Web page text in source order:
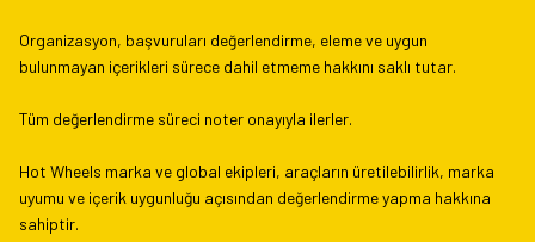
Organizasyon, başvuruları değerlendirme, eleme ve uygun
bulunmayan içerikleri sürece dahil etmeme hakkını saklı tutar.
Tüm değerlendirme süreci noter onayıyla ilerler.
Hot Wheels marka ve global ekipleri, araçların üretilebilirlik, marka
uyumu ve içerik uygunluğu açısından değerlendirme yapma hakkına
sahiptir.